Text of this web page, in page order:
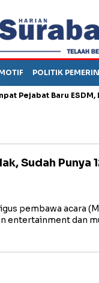
POLITIK
Baru ESDM,
Sudah Punya
pembawa acara
entertainment dan